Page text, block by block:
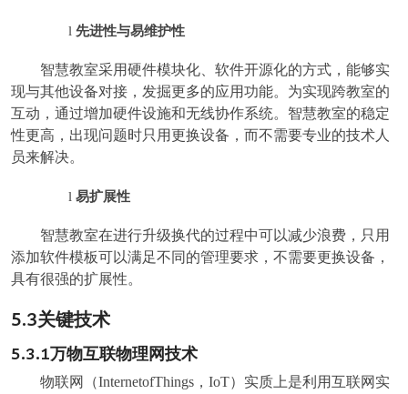
l 先进性与易维护性
智慧教室采用硬件模块化、软件开源化的方式，能够实
现与其他设备对接，发掘更多的应用功能。为实现跨教室的
互动，通过增加硬件设施和无线协作系统。智慧教室的稳定
性更高，出现问题时只用更换设备，而不需要专业的技术人
员来解决。
l 易扩展性
智慧教室在进行升级换代的过程中可以减少浪费，只用
添加软件模板可以满足不同的管理要求，不需要更换设备，
具有很强的扩展性。
5.3关键技术
5.3.1万物互联物理网技术
物联网（InternetofThings，IoT）实质上是利用互联网实